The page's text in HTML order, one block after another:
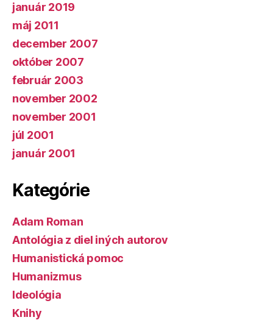
január 2019
máj 2011
december 2007
október 2007
február 2003
november 2002
november 2001
júl 2001
január 2001
Kategórie
Adam Roman
Antológia z diel iných autorov
Humanistická pomoc
Humanizmus
Ideológia
Knihy